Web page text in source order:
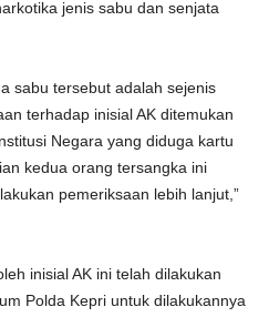
jenis sabu dan senjata
sabu tersebut adalah sejenis
terhadap inisial AK ditemukan
Negara yang diduga kartu
kedua orang tersangka ini
pemeriksaan lebih lanjut,”
inisial AK ini telah dilakukan
Polda Kepri untuk dilakukannya